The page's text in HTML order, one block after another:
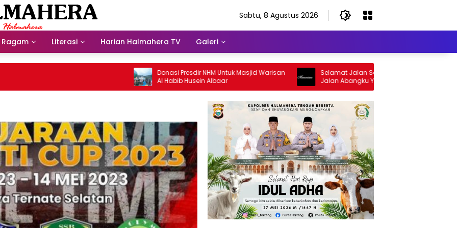
Sabtu, 8 Agustus 2026
Ragam Literasi Harian Halmahera TV Galeri
Donasi Presdir NHM Untuk Masjid Warisan
Al Habib Husein Albaar
Selamat Jalan Sang Inspirator, Selamat
Jalan Abangku Yuslam Idris